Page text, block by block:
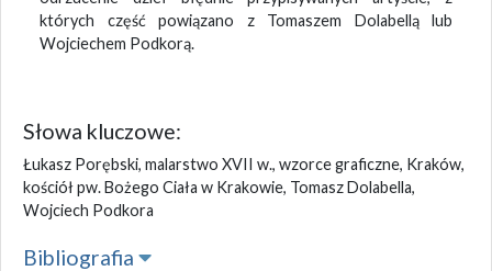
których część powiązano z Tomaszem Dolabellą lub
Wojciechem Podkorą.
Słowa kluczowe:
Łukasz Porębski, malarstwo XVII w., wzorce graficzne, Kraków,
kościół pw. Bożego Ciała w Krakowie, Tomasz Dolabella,
Wojciech Podkora
Bibliografia